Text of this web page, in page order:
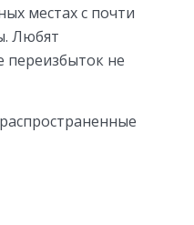
местах с почти
Любят
переизбыток не